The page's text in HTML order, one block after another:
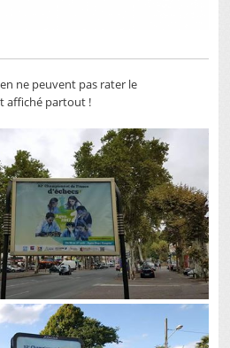
ne peuvent pas rater le
affiché partout !